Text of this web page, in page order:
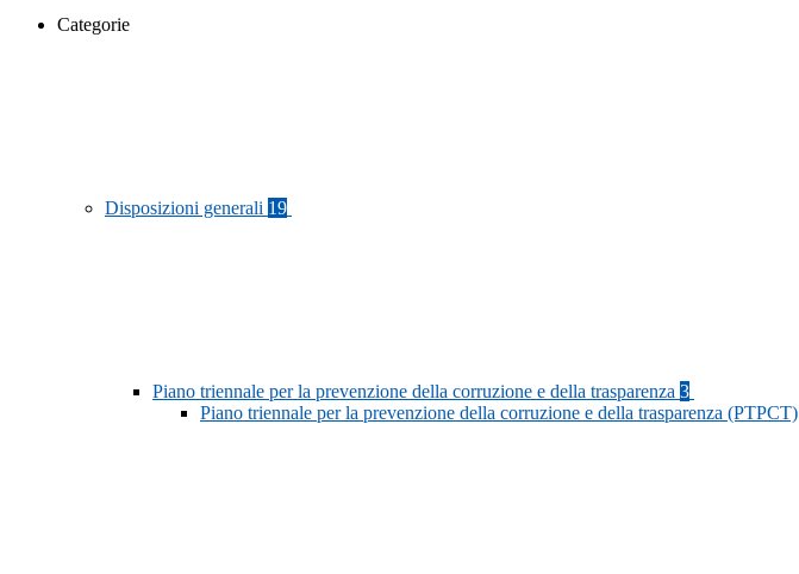
Categorie
Disposizioni generali 19
Piano triennale per la prevenzione della corruzione e della trasparenza 3
Piano triennale per la prevenzione della corruzione e della trasparenza (PTPCT)